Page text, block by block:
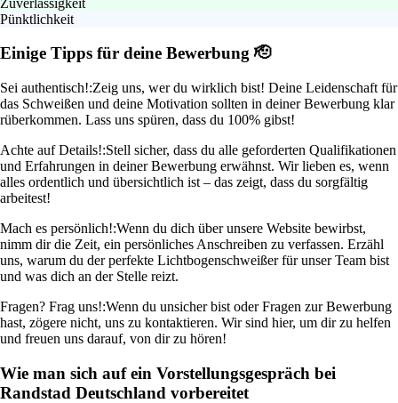
Pünktlichkeit
Einige Tipps für deine Bewerbung 🫡
Sei authentisch!:Zeig uns, wer du wirklich bist! Deine Leidenschaft für
das Schweißen und deine Motivation sollten in deiner Bewerbung klar
rüberkommen. Lass uns spüren, dass du 100% gibst!
Achte auf Details!:Stell sicher, dass du alle geforderten Qualifikationen
und Erfahrungen in deiner Bewerbung erwähnst. Wir lieben es, wenn
alles ordentlich und übersichtlich ist – das zeigt, dass du sorgfältig
arbeitest!
Mach es persönlich!:Wenn du dich über unsere Website bewirbst,
nimm dir die Zeit, ein persönliches Anschreiben zu verfassen. Erzähl
uns, warum du der perfekte Lichtbogenschweißer für unser Team bist
und was dich an der Stelle reizt.
Fragen? Frag uns!:Wenn du unsicher bist oder Fragen zur Bewerbung
hast, zögere nicht, uns zu kontaktieren. Wir sind hier, um dir zu helfen
und freuen uns darauf, von dir zu hören!
Wie man sich auf ein Vorstellungsgespräch bei
Randstad Deutschland vorbereitet